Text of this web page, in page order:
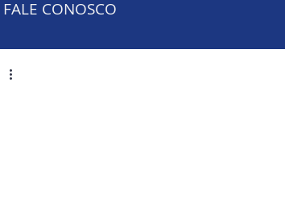
FALE CONOSCO